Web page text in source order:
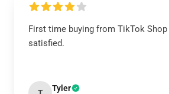
First time buying from TikTok Shop
satisfied.
Tyler